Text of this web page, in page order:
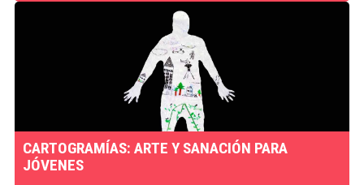
CARTOGRAMÍAS: ARTE Y SANACIÓN PARA
JÓVENES